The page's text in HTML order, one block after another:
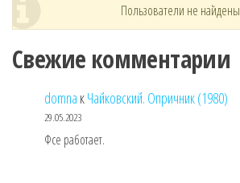
Пользователи не найдены
Свежие комментарии
domna кЧайковский. Опричник (1980)
29.05.2023
Фсе работает.